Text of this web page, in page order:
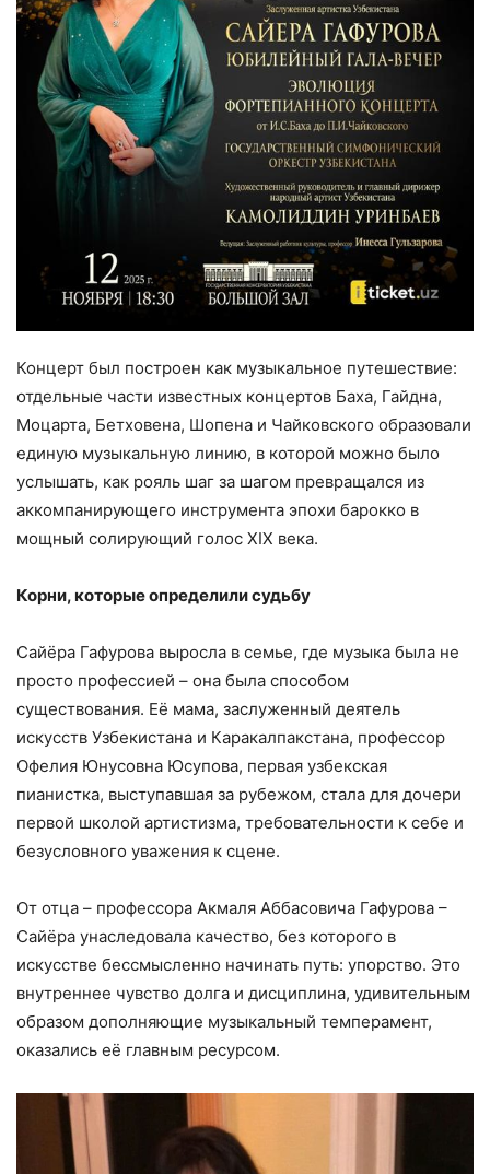
Концерт был построен как музыкальное путешествие:
отдельные части известных концертов Баха, Гайдна,
Моцарта, Бетховена, Шопена и Чайковского образовали
единую музыкальную линию, в которой можно было
услышать, как рояль шаг за шагом превращался из
аккомпанирующего инструмента эпохи барокко в
мощный солирующий голос XIX века.
Корни, которые определили судьбу
Сайёра Гафурова выросла в семье, где музыка была не
просто профессией – она была способом
существования. Её мама, заслуженный деятель
искусств Узбекистана и Каракалпакстана, профессор
Офелия Юнусовна Юсупова, первая узбекская
пианистка, выступавшая за рубежом, стала для дочери
первой школой артистизма, требовательности к себе и
безусловного уважения к сцене.
От отца – профессора Акмаля Аббасовича Гафурова –
Сайёра унаследовала качество, без которого в
искусстве бессмысленно начинать путь: упорство. Это
внутреннее чувство долга и дисциплина, удивительным
образом дополняющие музыкальный темперамент,
оказались её главным ресурсом.